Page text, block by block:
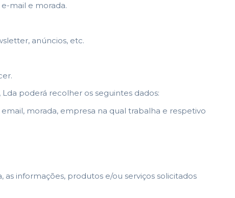
mail e morada.
anúncios, etc.
poderá recolher os seguintes dados:
morada, empresa na qual trabalha e respetivo
informações, produtos e/ou serviços solicitados